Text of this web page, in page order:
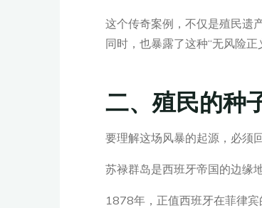
这个传奇案例，不仅是殖民遗
同时，也暴露了这种“无风险
二、殖民的
要理解这场风暴的起源，必须
苏禄群岛是西班牙帝国的边缘
1878年，正值西班牙在菲律宾